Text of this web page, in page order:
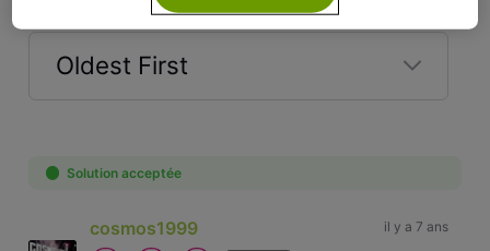
Oldest First
First
Solution acceptée
cosmos1999 il y a 7 ans